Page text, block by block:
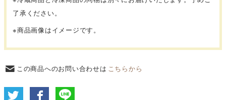
了承ください。
※商品画像はイメージです。
この商品へのお問い合わせは こちらから